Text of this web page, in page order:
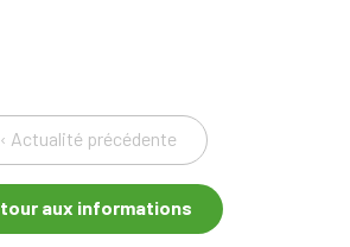
Actualité précédente
aux informations